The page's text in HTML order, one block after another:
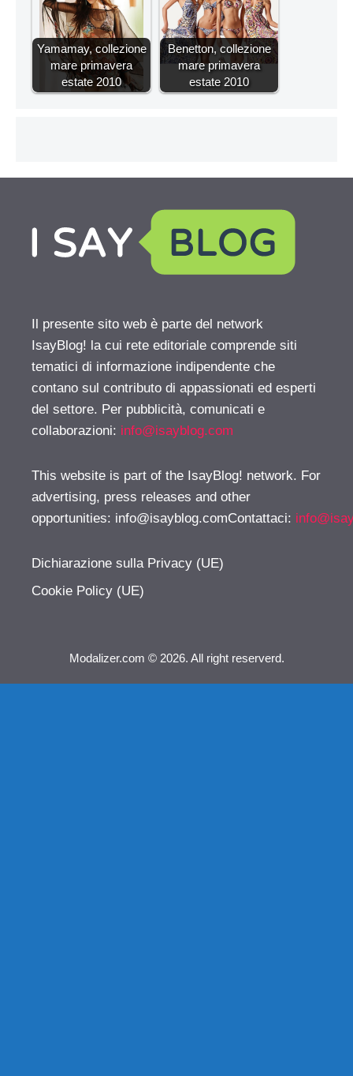
Yamamay, collezione
mare primavera
estate 2010
Benetton, collezione
mare primavera
estate 2010
Il presente sito web è parte del network
IsayBlog! la cui rete editoriale comprende siti
tematici di informazione indipendente che
contano sul contributo di appassionati ed esperti
del settore. Per pubblicità, comunicati e
collaborazioni: info@isayblog.com
This website is part of the IsayBlog! network. For
advertising, press releases and other
opportunities: info@isayblog.comContattaci:
Dichiarazione sulla Privacy (UE)
Cookie Policy (UE)
Modalizer.com © 2026. All right reserverd.